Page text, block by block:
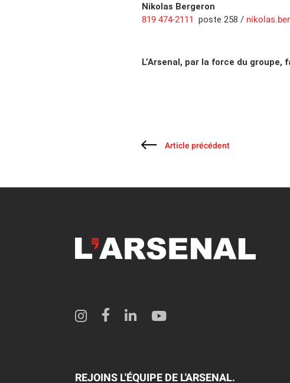
Nikolas Bergeron
819 474-2111 poste 258 /
L’Arsenal, par la force du
Article précédent
REJOINS L'ÉQUIPE DE L'ARSENAL.